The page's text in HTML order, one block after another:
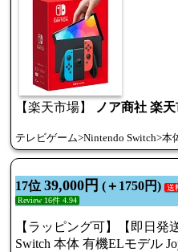
【楽天市場】 ノア商社 楽
テレビゲーム>Nintendo Switch>本
17位 39,000円 (＋1750円) 送
Review 16件 4.94
【ラッピング可】【即日発
Switch 本体 有機ELモデル